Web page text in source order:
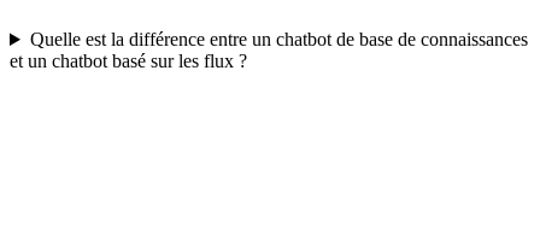
Quelle est la différence entre un chatbot de base de connaissances
et un chatbot basé sur les flux ?